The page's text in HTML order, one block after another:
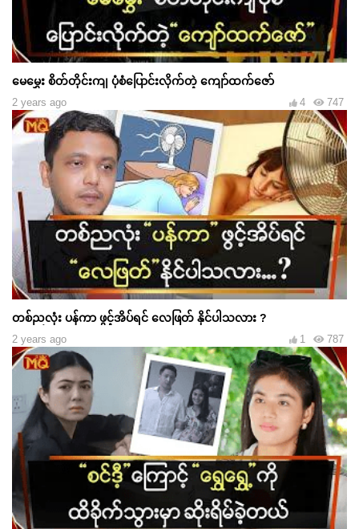
မေမွှေး စိတ်တိုင်းကျ ပုံစံပြောင်းလိုက်တဲ့ ကျော်ထက်ဇော်
2 years ago 747
4
တစ်ညလုံး ပန်ကာ ဖွင့်အိပ်ရင် လေဖြတ် နိုင်ပါသလား ?
2 years ago 787
1